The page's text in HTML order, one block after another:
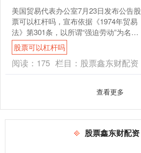
美国贸易代表办公室7月23日发布公告股
票可以杠杆吗，宣布依据《1974年贸易
法》第301条，以所谓“强迫劳动”为名对
数十个国家和地区加征10%至12.5%的关
税....
股票可以杠杆吗
阅读： 175 栏目： 股票鑫东财配资
查看更多
股票鑫东财配资